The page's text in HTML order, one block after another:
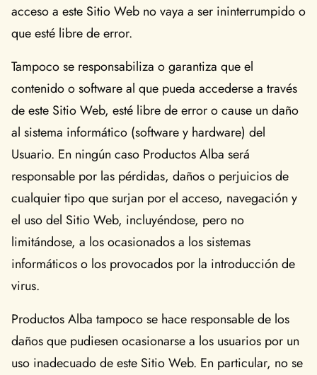
acceso a este Sitio Web no vaya a ser ininterrumpido o
que esté libre de error.
Tampoco se responsabiliza o garantiza que el
contenido o software al que pueda accederse a través
de este Sitio Web, esté libre de error o cause un daño
al sistema informático (software y hardware) del
Usuario. En ningún caso Productos Alba será
responsable por las pérdidas, daños o perjuicios de
cualquier tipo que surjan por el acceso, navegación y
el uso del Sitio Web, incluyéndose, pero no
limitándose, a los ocasionados a los sistemas
informáticos o los provocados por la introducción de
virus.
Productos Alba tampoco se hace responsable de los
daños que pudiesen ocasionarse a los usuarios por un
uso inadecuado de este Sitio Web. En particular, no se